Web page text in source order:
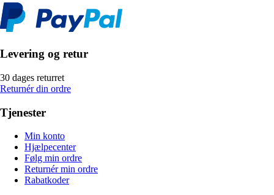
Levering og retur
30 dages returret
Returnér din ordre
Tjenester
Min konto
Hjælpecenter
Følg min ordre
Returnér min ordre
Rabatkoder